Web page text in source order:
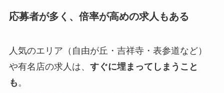
応募者が多く、倍率が高めの求人もある
人気のエリア（自由が丘・吉祥寺・表参道など）
や有名店の求人は、 すぐに埋まってしまうこと
も。